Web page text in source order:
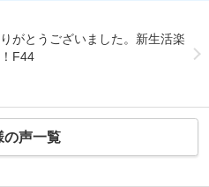
がとうございました。新生活楽
F44
の声一覧